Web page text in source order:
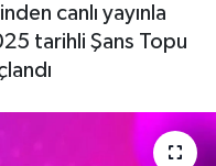
canlı yayınla
tarihli Şans Topu